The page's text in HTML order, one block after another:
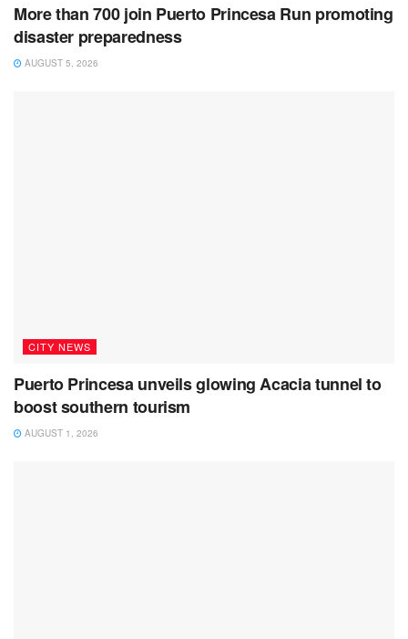
More than 700 join Puerto Princesa Run promoting
disaster preparedness
AUGUST 5, 2026
CITY NEWS
Puerto Princesa unveils glowing Acacia tunnel to
boost southern tourism
AUGUST 1, 2026